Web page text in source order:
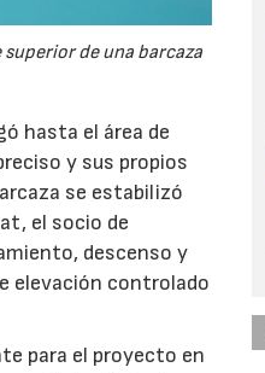
de una barcaza
hasta el área de
y sus propios
se estabilizó
el socio de
descenso y
elevación controlado
para el proyecto en